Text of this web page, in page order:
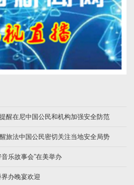
醒在尼中国公民和机构加强安全防范
旅法中国公民密切关注当地安全局势
乐故事会”在美举办
办晚宴欢迎